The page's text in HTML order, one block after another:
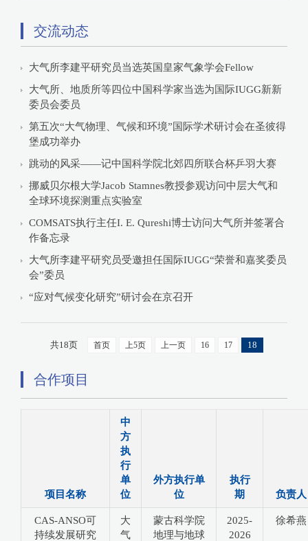
交流动态
大气所李建平研究员当选英国皇家气象学会Fellow
大气所、地质所等四位中国科学家当选为国际IUGG新新
委员会委员
第五次“大气物理、气候和环境”国际学术研讨会在圣彼得
堡成功举办
跳动的风采——记中国科学院北郊四所联合杯乒羽大赛
挪威贝尔根大学Jacob Stamnes教授参观访问中层大气和
全球环境探测重点实验室
COMSATS执行主任I. E. Qureshi博士访问大气所并签署合
作备忘录
大气所李建平研究员受邀担任国际IUGG“荣誉和嘉奖委员
会”委员
“应对气候变化研究”研讨会在京召开
共18页 首页 上5页 上一页 16 17 18
合作项目
项目名称
中
方
执
行
单
位
外方执行单
位
执行
期
负责人
CAS-ANSO可
持续发展研究
大
气
蒙古科学院
地理与地球
2025-
2026
徐希燕